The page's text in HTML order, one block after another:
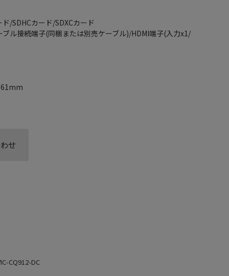
/SDHCカード/SDXCカード
ル接続端子(同梱または別売ケーブル)/HDMI端子(入力x1/
せ
CQ912-DC